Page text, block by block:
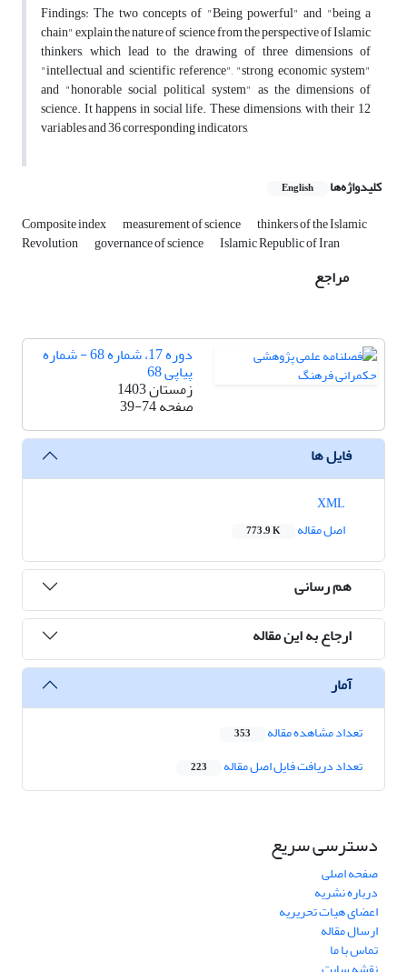
Findings: The two concepts of "Being powerful" and "being a
chain" explain the nature of science from the perspective of Islamic
thinkers, which lead to the drawing of three dimensions of
"intellectual and scientific reference", "strong economic system"
and "honorable social political system" as the dimensions of
science. It happens in social life. These dimensions, with their 12
variables and 36 corresponding indicators,
کلیدواژه‌ها English
Composite index measurement of science thinkers of the Islamic
Revolution governance of science Islamic Republic of Iran
مراجع
دوره 17، شماره 68 - شماره
پیاپی 68
زمستان 1403
صفحه39-74
فایل ها
اصل مقاله
773.9 K
هم رسانی
ارجاع به این مقاله
آمار
تعداد مشاهده مقاله 353
تعداد دریافت فایل اصل مقاله 223
دسترسی سریع
صفحه اصلی
درباره نشریه
اعضای هیات تحریریه
ارسال مقاله
تماس با ما